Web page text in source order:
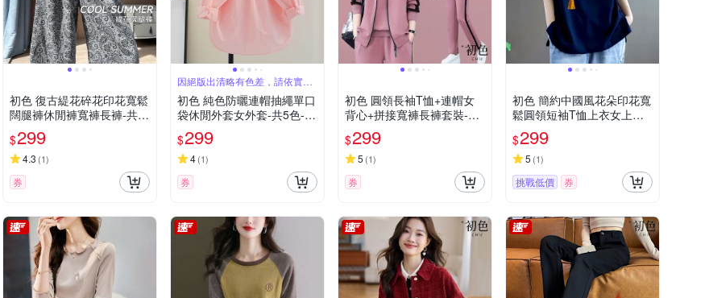
初色 復古緹花碎花印花寬鬆
闊腿褲休閒褲寬褲長褲-共2
色2款-12318(M-2XL可選)
$299
4.3 (1)
券
因絕版出清略有色差，請依實際
收到商品為主
初色 純色防曬連帽抽繩單口
袋休閒外套女外套-共5色-33
445(M-2XL可選)
$299
4(1)
券
初色 圓領長袖T恤+連帽女
背心+拼接寬褲長褲套裝-共
5色-39631(M-4XL可選)
$299
5 (1)
券
初色 簡約中國風花朵印花寬
鬆圓領短袖T恤上衣女上衣-
共4色-11423(M-3XL可選)
$299
5 (1)
挑戰低價 券